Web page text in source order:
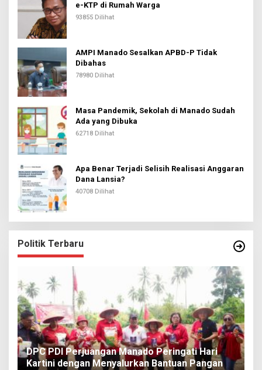
e-KTP di Rumah Warga
93855 Dilihat
AMPI Manado Sesalkan APBD-P Tidak
Dibahas
78980 Dilihat
Masa Pandemik, Sekolah di Manado Sudah
Ada yang Dibuka
62718 Dilihat
Apa Benar Terjadi Selisih Realisasi Anggaran
Dana Lansia?
40708 Dilihat
Politik Terbaru
DPC PDI Perjuangan Manado Peringati Hari
Kartini dengan Menyalurkan Bantuan Pangan